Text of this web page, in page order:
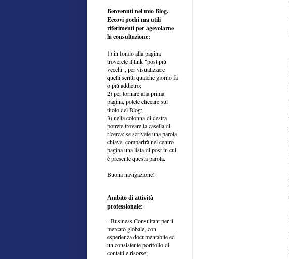
Benvenuti nel mio Blog.
Eccovi pochi ma utili
riferimenti per agevolarne
la consultazione:
1) in fondo alla pagina
troverete il link "post più
vecchi", per visualizzare
quelli scritti qualche giorno fa
o più addietro;
2) per tornare alla prima
pagina, potete cliccare sul
titolo del Blog;
3) nella colonna di destra
potrete trovare la casella di
ricerca: se scrivete una parola
chiave, comparirà nel centro
pagina una lista di post in cui
è presente questa parola.
Buona navigazione!
Ambito di attività
professionale:
- Business Consultant per il
mercato globale, con
esperienza documentabile ed
un consistente portfolio di
contatti e risorse;